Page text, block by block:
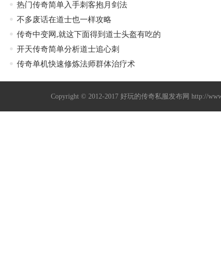
热门传奇简单入手刺客抱月剑法
不多废话在道士也一样攻略
传奇中变网,就这下面得到道士头盔有吃的
开天传奇简单分析道士追心刺
传奇单机快速修炼法师群体治疗术
Copyright © 2012-2017好玩的传奇私服发布网 http://